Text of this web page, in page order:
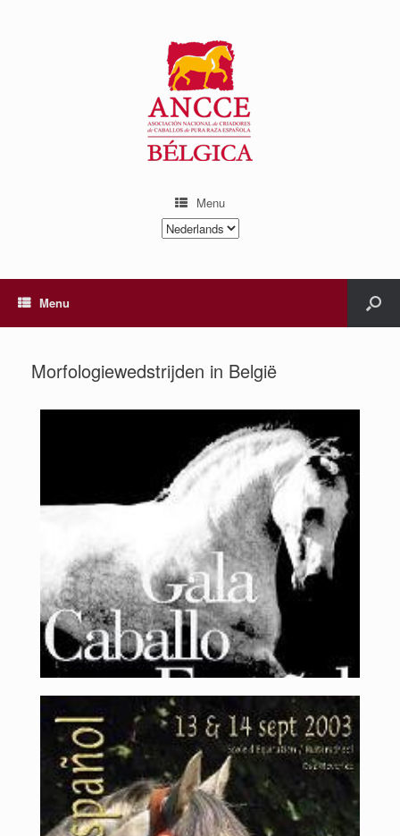
Menu
Kies
een
Menu
Morfologiewedstrijden in België